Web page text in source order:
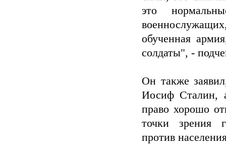
это
обученная
солдаты", -
Он также
Иосиф Сталин,
право хорошо
точки зрения
против